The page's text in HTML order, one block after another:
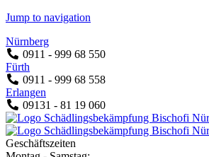
Jump to navigation
Nürnberg
0911 - 999 68 550
Fürth
0911 - 999 68 558
Erlangen
09131 - 81 19 060
Geschäftszeiten